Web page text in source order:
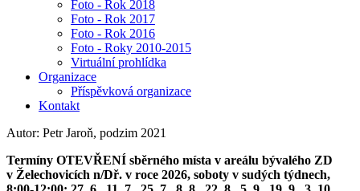
Foto - Rok 2018
Foto - Rok 2017
Foto - Rok 2016
Foto - Roky 2010-2015
Virtuální prohlídka
Organizace
Příspěvková organizace
Kontakt
Autor: Petr Jaroň, podzim 2021
Termíny OTEVŘENÍ sběrného místa v areálu bývalého ZD
v Želechovicích n/Dř. v roce 2026, soboty v sudých týdnech,